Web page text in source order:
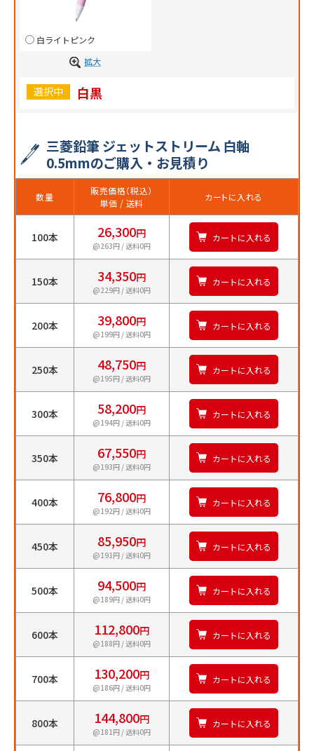
白ライトピンク
拡大
選択中 白黒
三菱鉛筆 ジェットストリーム 白軸
0.5mmのご購入・お見積り
数量
販売価格（税込）
単価 / 送料
カートに入れる
100本 26,300円
@263円 / 送料0円
カートに入れる
150本 34,350円
@229円 / 送料0円
カートに入れる
200本 39,800円
@199円 / 送料0円
カートに入れる
250本 48,750円
@195円 / 送料0円
カートに入れる
300本 58,200円
@194円 / 送料0円
カートに入れる
350本 67,550円
@193円 / 送料0円
カートに入れる
400本 76,800円
@192円 / 送料0円
カートに入れる
450本 85,950円
@191円 / 送料0円
カートに入れる
500本 94,500円
@189円 / 送料0円
カートに入れる
600本 112,800円
@188円 / 送料0円
カートに入れる
700本 130,200円
@186円 / 送料0円
カートに入れる
800本 144,800円
@181円 / 送料0円
カートに入れる